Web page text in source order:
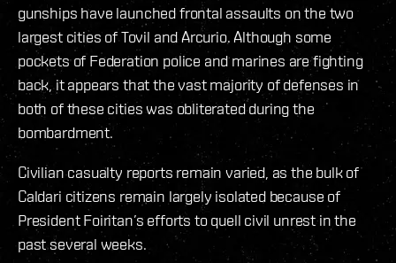
gunships have launched frontal assaults on the two
largest cities of Tovil and Arcurio. Although some
pockets of Federation police and marines are fighting
back, it appears that the vast majority of defenses in
both of these cities was obliterated during the
bombardment.
Civilian casualty reports remain varied, as the bulk of
Caldari citizens remain largely isolated because of
President Foiritan’s efforts to quell civil unrest in the
past several weeks.